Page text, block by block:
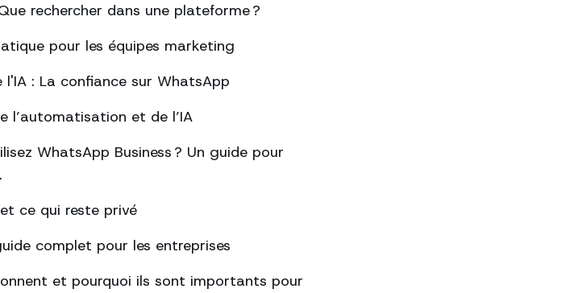
rechercher dans une plateforme ?
pour les équipes marketing
: La confiance sur WhatsApp
l’automatisation et de l’IA
WhatsApp Business ? Un guide pour
ce qui reste privé
complet pour les entreprises
et pourquoi ils sont importants pour